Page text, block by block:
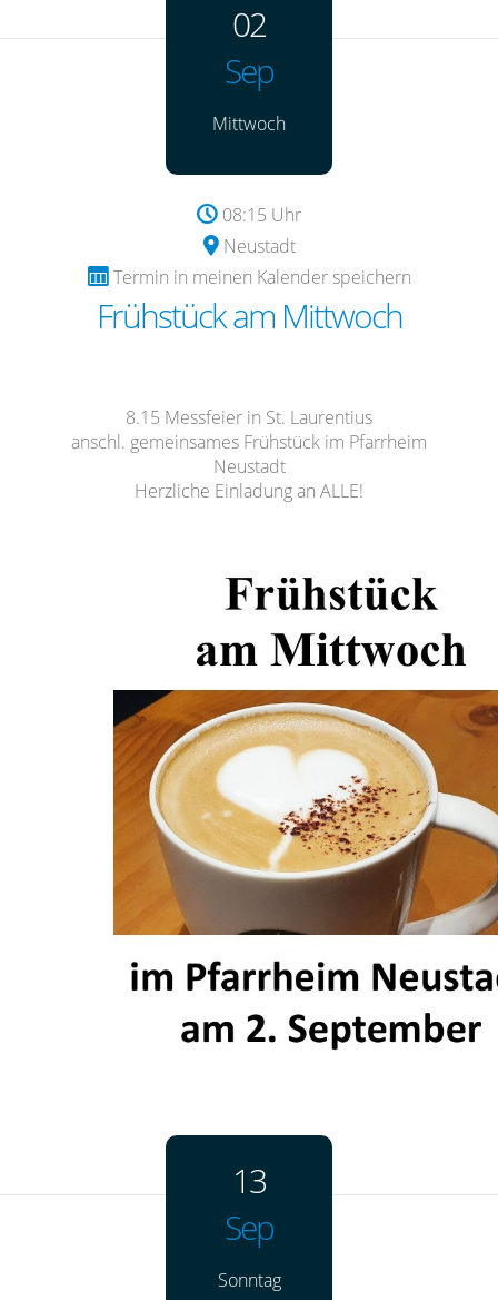
02
Sep
Mittwoch
08:15 Uhr
Neustadt
Termin in meinen Kalender speichern
Frühstück am Mittwoch
8.15 Messfeier in St. Laurentius
anschl. gemeinsames Frühstück im Pfarrheim
Neustadt
Herzliche Einladung an ALLE!
13
Sep
Sonntag